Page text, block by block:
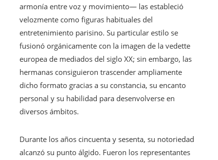
armonía entre voz y movimiento— las estableció
velozmente como figuras habituales del
entretenimiento parisino. Su particular estilo se
fusionó orgánicamente con la imagen de la vedette
europea de mediados del siglo XX; sin embargo, las
hermanas consiguieron trascender ampliamente
dicho formato gracias a su constancia, su encanto
personal y su habilidad para desenvolverse en
diversos ámbitos.
Durante los años cincuenta y sesenta, su notoriedad
alcanzó su punto álgido. Fueron los representantes